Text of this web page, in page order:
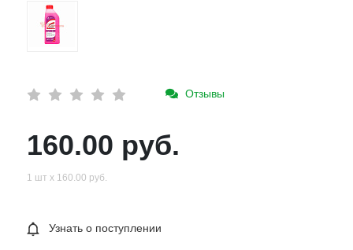
Отзывы
160.00 руб.
1 шт х 160.00 руб.
Узнать о поступлении